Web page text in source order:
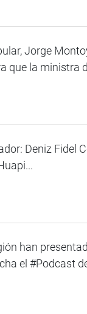
Jorge
que la ministra
Deniz Fidel
han
el #Podcast